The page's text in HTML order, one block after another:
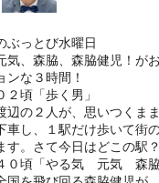
ぶっとび水曜日
気、森脇、森脇健児！が
ンな３時間！
頃「歩く男」
の２人が、思いつくま
車し、１駅だけ歩いて街
す。さて今日はどこの駅？
０頃「やる気 元気 森脇